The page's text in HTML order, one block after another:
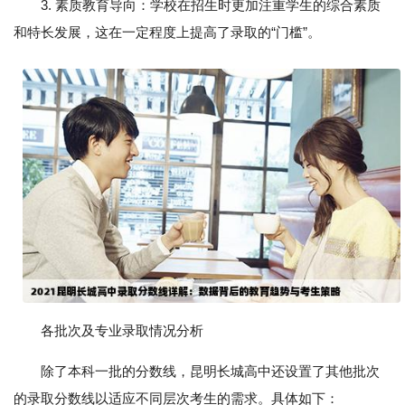
3. 素质教育导向：学校在招生时更加注重学生的综合素质
和特长发展，这在一定程度上提高了录取的“门槛”。
各批次及专业录取情况分析
除了本科一批的分数线，昆明长城高中还设置了其他批次
的录取分数线以适应不同层次考生的需求。具体如下：